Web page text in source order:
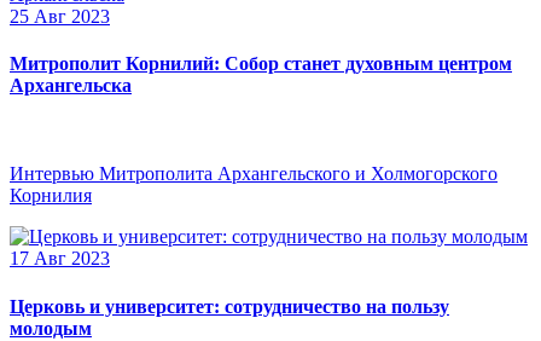
25 Авг 2023
Митрополит Корнилий: Собор станет духовным центром
Архангельска
Интервью Митрополита Архангельского и Холмогорского
Корнилия
17 Авг 2023
Церковь и университет: сотрудничество на пользу
молодым